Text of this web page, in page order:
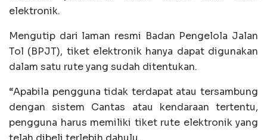
elektronik.
Mengutip dari laman resmi Badan Pengelola Jalan
Tol (BPJT), tiket elektronik hanya dapat digunakan
dalam satu rute yang sudah ditentukan.
“Apabila pengguna tidak terdapat atau tersambung
dengan sistem Cantas atau kendaraan tertentu,
pengguna harus memiliki tiket rute elektronik yang